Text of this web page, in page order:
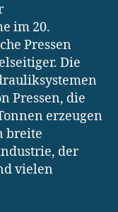
im 20.
Pressen
Die
Pressen, die
erzeugen
breite
der
vielen